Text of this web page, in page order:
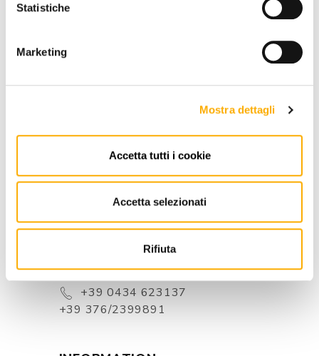
Statistiche
Marketing
Mostra dettagli
Accetta tutti i cookie
Accetta selezionati
Rifiuta
INFORMATION
CONTACTS
Via Pordenone, 1 - Poincicco Di
store@martinelstore.com
+39 0434 623137
+39 376/2399891